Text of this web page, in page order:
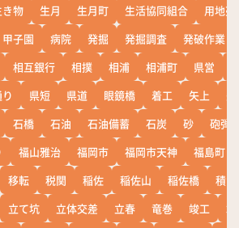
物 生月 生月町 生活協同組合
用地売
甲子園 病院 発掘 発掘調査
発破作業
相互銀行 相撲 相浦 相浦町 県営
県短 県道 眼鏡橋 着工 矢上
石橋 石油 石油備蓄 石炭 砂
砲弾
福山雅治 福岡市 福岡市天神
福島町
移転 税関 稲佐 稲佐山 稲佐橋
積雪
立て坑 立体交差 立春 竜巻 竣工